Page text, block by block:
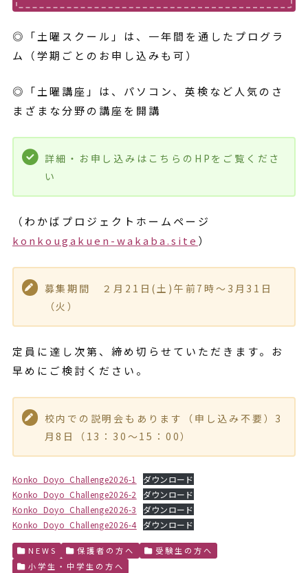
◎「土曜スクール」は、一年間を通したプログラ
ム（学期ごとのお申し込みも可）
◎「土曜講座」は、パソコン、英検など人気のさ
まざまな分野の講座を開講
詳細・お申し込みはこちらのHPをご覧くださ
い
（わかばプロジェクトホームページ
konkougakuen-wakaba.site ）
募集期間 ２月21日(土)午前7時～3月31日
（火）
定員に達し次第、締め切らせていただきます。お
早めにご検討ください。
校内での説明会もあります（申し込み不要）3
月8日（13：30～15：00）
Konko_Doyo_Challenge2026-1
ダウンロード
Konko_Doyo_Challenge2026-2
ダウンロード
Konko_Doyo_Challenge2026-3
ダウンロード
Konko_Doyo_Challenge2026-4
ダウンロード
NEWS 保護者の方へ
受験生の方へ
小学生・中学生の方へ